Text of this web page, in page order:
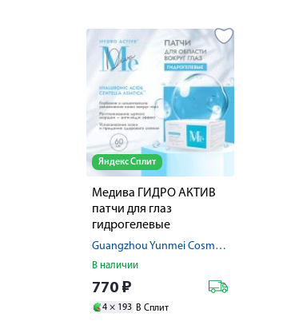
Яндекс Сплит
Медива ГИДРО АКТИВ
патчи для глаз
гидрогелевые
гиалуроновая кислота /Guangzhou Yunmei Cosmetic Co., Ltd
В наличии
770 ₽
4 × 193 В Сплит